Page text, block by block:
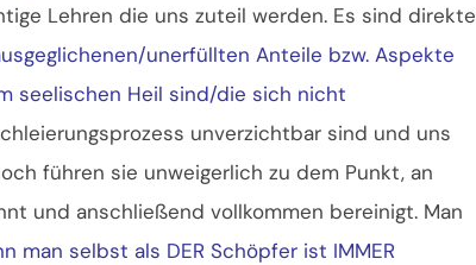
Lehren die uns zuteil werden. Es sind direkte
unerfüllten Anteile bzw. Aspekte
seelischen Heil sind/die sich nicht
unverzichtbar sind und uns
führen sie unweigerlich zu dem Punkt, an
und anschließend vollkommen bereinigt. Man
man selbst als DER Schöpfer ist IMMER